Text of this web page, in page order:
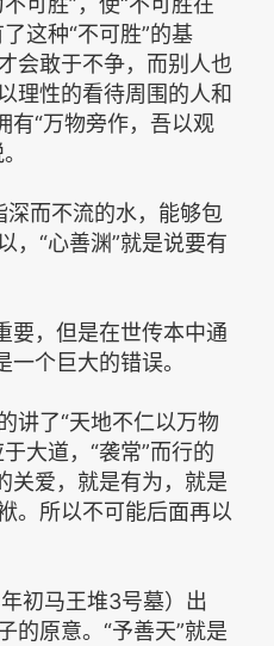
这种“不可胜”的基
会敢于不争，而别人也
理性的看待周围的人和
有“万物旁作，吾以观
深而不流的水，能够包
，“心善渊”就是说要有
要，但是在世传本中通
一个巨大的错误。
讲了“天地不仁以万物
大道，“袭常”而行的
爱，就是有为，就是
。所以不可能后面再以
初马王堆3号墓）出
的原意。“予善天”就是